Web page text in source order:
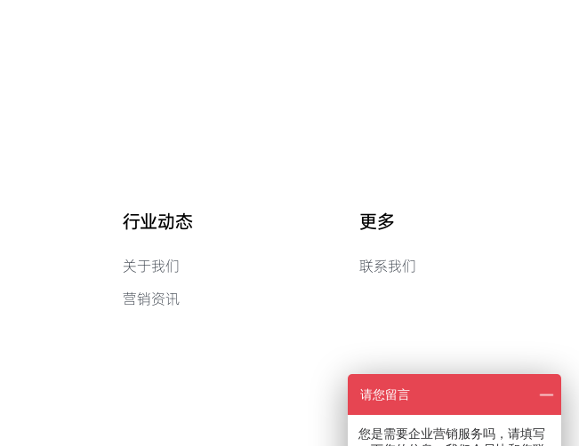
行业动态
关于我们
营销资讯
更多
联系我们
请您留言
您是需要企业营销服务吗，请填写